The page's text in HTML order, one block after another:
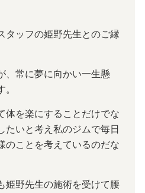
タッフの姫野先生とのご縁
、常に夢に向かい一生懸
体を楽にすることだけでな
たいと考え私のジムで毎日
のことを考えているのだな
姫野先生の施術を受けて腰